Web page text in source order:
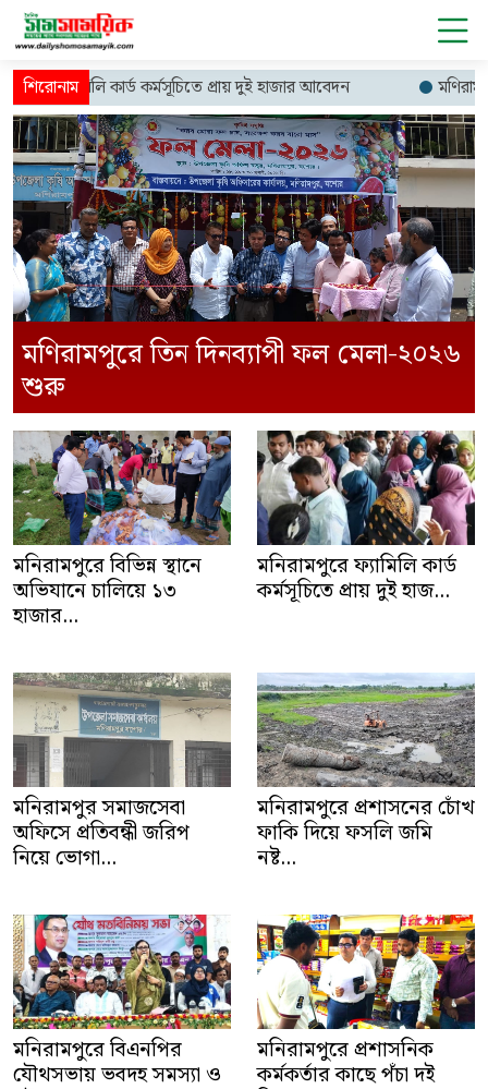
কার্ড কর্মসূচিতে প্রায় দুই হাজার আবেদন মণিরামপুরে তিন
মণিরামপুরে তিন দিনব্যাপী ফল মেলা-২০২৬
শুরু
মনিরামপুরে বিভিন্ন স্থানে
অভিযানে চালিয়ে ১৩
হাজার...
মনিরামপুরে ফ্যামিলি কার্ড
কর্মসূচিতে প্রায় দুই হাজ...
মনিরামপুর সমাজসেবা
অফিসে প্রতিবন্ধী জরিপ
নিয়ে ভোগা...
মনিরামপুরে প্রশাসনের চোঁখ
ফাকি দিয়ে ফসলি জমি
নষ্ট...
মনিরামপুরে বিএনপির
যৌথসভায় ভবদহ সমস্যা ও
মনিরামপুরে প্রশাসনিক
কর্মকর্তার কাছে পঁচা দই